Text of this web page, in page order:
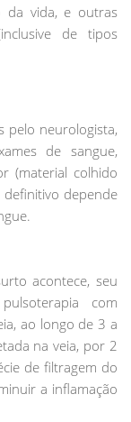
da vida, e outras
de tipos
pelo neurologista,
de sangue,
(material colhido
depende
acontece, seu
com
ao longo de 3 a
na veia, por 2
de filtragem do
a inflamação